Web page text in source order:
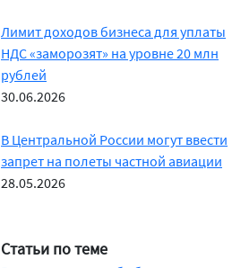
Лимит доходов бизнеса для уплаты
НДС «заморозят» на уровне 20 млн
рублей
30.06.2026
В Центральной России могут ввести
запрет на полеты частной авиации
28.05.2026
Статьи по теме